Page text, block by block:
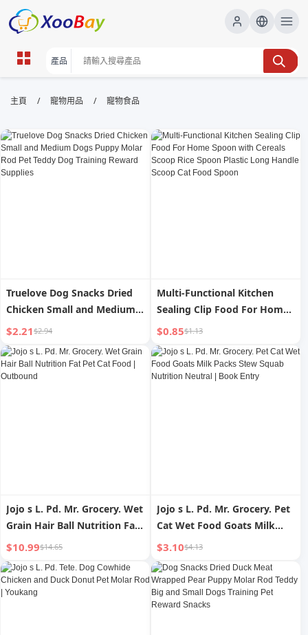
寵物食品 | XOOBAY B2B/B2C
寵物食品,寵物糧,狗糧,貓糧,天然寵物食品,寵物營養,
wholesale 寵物食品, XOOBAY
提供寵物食品安全與營養要點實用建議小貼士
主頁 / 寵物用品 / 寵物食品
Truelove Dog Snacks Dried
Chicken Small and Medium
Dogs Puppy Molar Rod Pet
Teddy Dog Training Reward
Supplies
$2.21$2.94
Multi-Functional Kitchen
Sealing Clip Food For Home
Spoon with Cereals Scoop
Rice Spoon Plastic Long
Handle Scoop Cat Food
Spoon
$0.85$1.13
Jojo s L. Pd. Mr. Grocery. Wet
Grain Hair Ball Nutrition Fat
Pet Cat Food | Outbound
$10.99$14.65
Jojo s L. Pd. Mr. Grocery. Pet
Cat Wet Food Goats Milk
Packs Stew Squab Nutrition
Neutral | Book Entry
$3.10$4.13